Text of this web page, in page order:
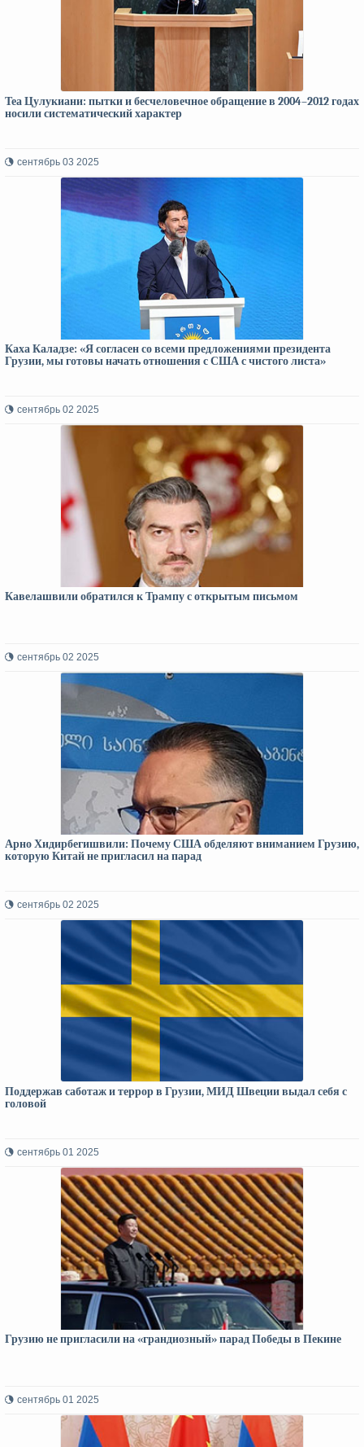
Теа Цулукиани: пытки и бесчеловечное обращение в 2004–2012 годах
носили систематический характер
сентябрь 03 2025
Каха Каладзе: «Я согласен со всеми предложениями президента
Грузии, мы готовы начать отношения с США с чистого листа»
сентябрь 02 2025
Кавелашвили обратился к Трампу с открытым письмом
сентябрь 02 2025
Арно Хидирбегишвили: Почему США обделяют вниманием Грузию,
которую Китай не пригласил на парад
сентябрь 02 2025
Поддержав саботаж и террор в Грузии, МИД Швеции выдал себя с
головой
сентябрь 01 2025
Грузию не пригласили на «грандиозный» парад Победы в Пекине
сентябрь 01 2025